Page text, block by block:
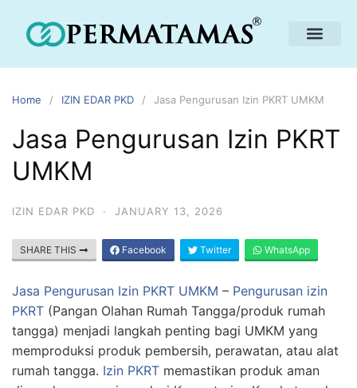
Home IZIN EDAR PKD Jasa Pengurusan Izin PKRT UMKM
Jasa Pengurusan Izin PKRT
UMKM
IZIN EDAR PKD · JANUARY 13, 2026
SHARE THIS Facebook Twitter WhatsApp
Jasa Pengurusan Izin PKRT UMKM – Pengurusan izin
PKRT (Pangan Olahan Rumah Tangga/produk rumah
tangga) menjadi langkah penting bagi UMKM yang
memproduksi produk pembersih, perawatan, atau alat
rumah tangga. Izin PKRT memastikan produk aman